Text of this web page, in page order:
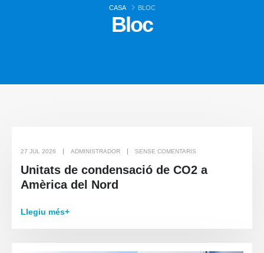
CASA BLOC
Bloc
27 JUL 2026 ADMINISTRADOR SENSE COMENTARIS
Unitats de condensació de CO2 a
Amèrica del Nord
Llegiu més+